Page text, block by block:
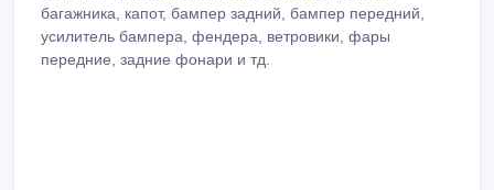
багажника, капот, бампер задний, бампер передний,
усилитель бампера, фендера, ветровики, фары
передние, задние фонари и тд.